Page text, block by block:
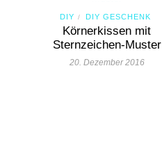
DIY / DIY GESCHENK
Körnerkissen mit
Sternzeichen-Muster
20. Dezember 2016